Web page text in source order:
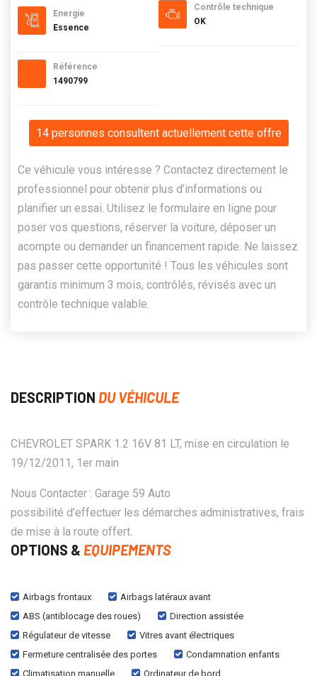
Energie
Essence
Référence
1490799
Contrôle technique
OK
14 personnes consultent actuellement cette offre
Ce véhicule vous intéresse ? Contactez directement le
professionnel pour obtenir plus d’informations ou
planifier un essai. Utilisez le formulaire en ligne pour
poser vos questions, réserver la voiture, déposer un
acompte ou demander un financement rapide. Ne laissez
pas passer cette opportunité ! Tous les véhicules sont
garantis minimum 3 mois, contrôlés, révisés avec un
contrôle technique valable.
DESCRIPTION DU VÉHICULE
CHEVROLET SPARK 1.2 16V 81 LT, mise en circulation le
19/12/2011, 1er main
Nous Contacter : Garage 59 Auto
possibilité d’effectuer les démarches administratives, frais
de mise à la route offert.
OPTIONS & EQUIPEMENTS
Airbags frontaux
Airbags latéraux avant
ABS (antiblocage des roues)
Direction assistée
Régulateur de vitesse
Vitres avant électriques
Fermeture centralisée des portes
Condamnation enfants
Climatisation manuelle
Ordinateur de bord